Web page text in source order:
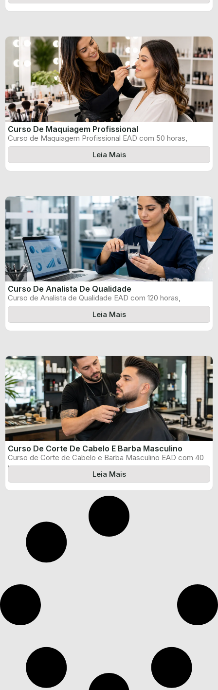
Curso De Maquiagem Profissional
Curso de Maquiagem Profissional EAD com 50 horas,
certificado informado pelo produtor e ...
Leia Mais
Curso De Analista De Qualidade
Curso de Analista de Qualidade EAD com 120 horas,
certificado informado pelo produtor ...
Leia Mais
Curso De Corte De Cabelo E Barba Masculino
Curso de Corte de Cabelo e Barba Masculino EAD com 40
horas, certificado ...
Leia Mais